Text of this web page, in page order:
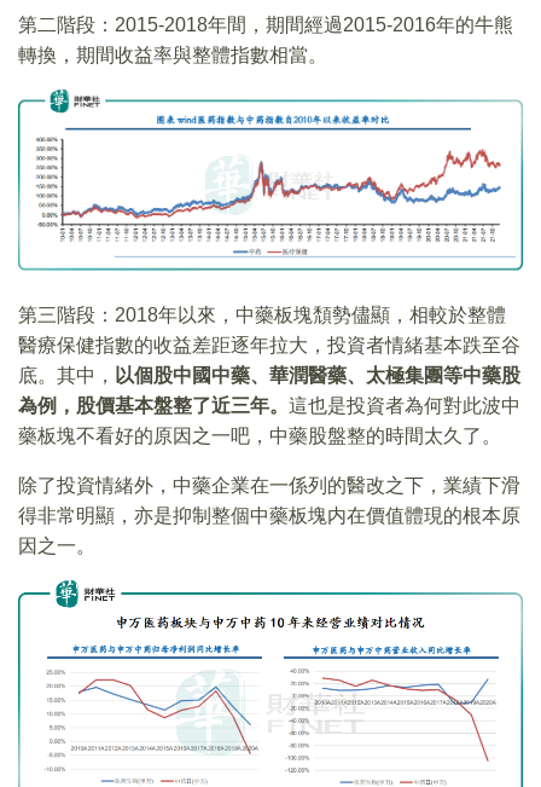
第二階段：2015-2018年間，期間經過2015-2016年的牛熊
轉換，期間收益率與整體指數相當。
第三階段：2018年以來，中藥板塊頹勢儘顯，相較於整體
醫療保健指數的收益差距逐年拉大，投資者情緒基本跌至谷
底。其中， 以個股中國中藥、華潤醫藥、太極集團等中藥股
為例，股價基本盤整了近三年。 這也是投資者為何對此波中
藥板塊不看好的原因之一吧，中藥股盤整的時間太久了。
除了投資情緒外，中藥企業在一係列的醫改之下，業績下滑
得非常明顯，亦是抑制整個中藥板塊内在價值體現的根本原
因之一。